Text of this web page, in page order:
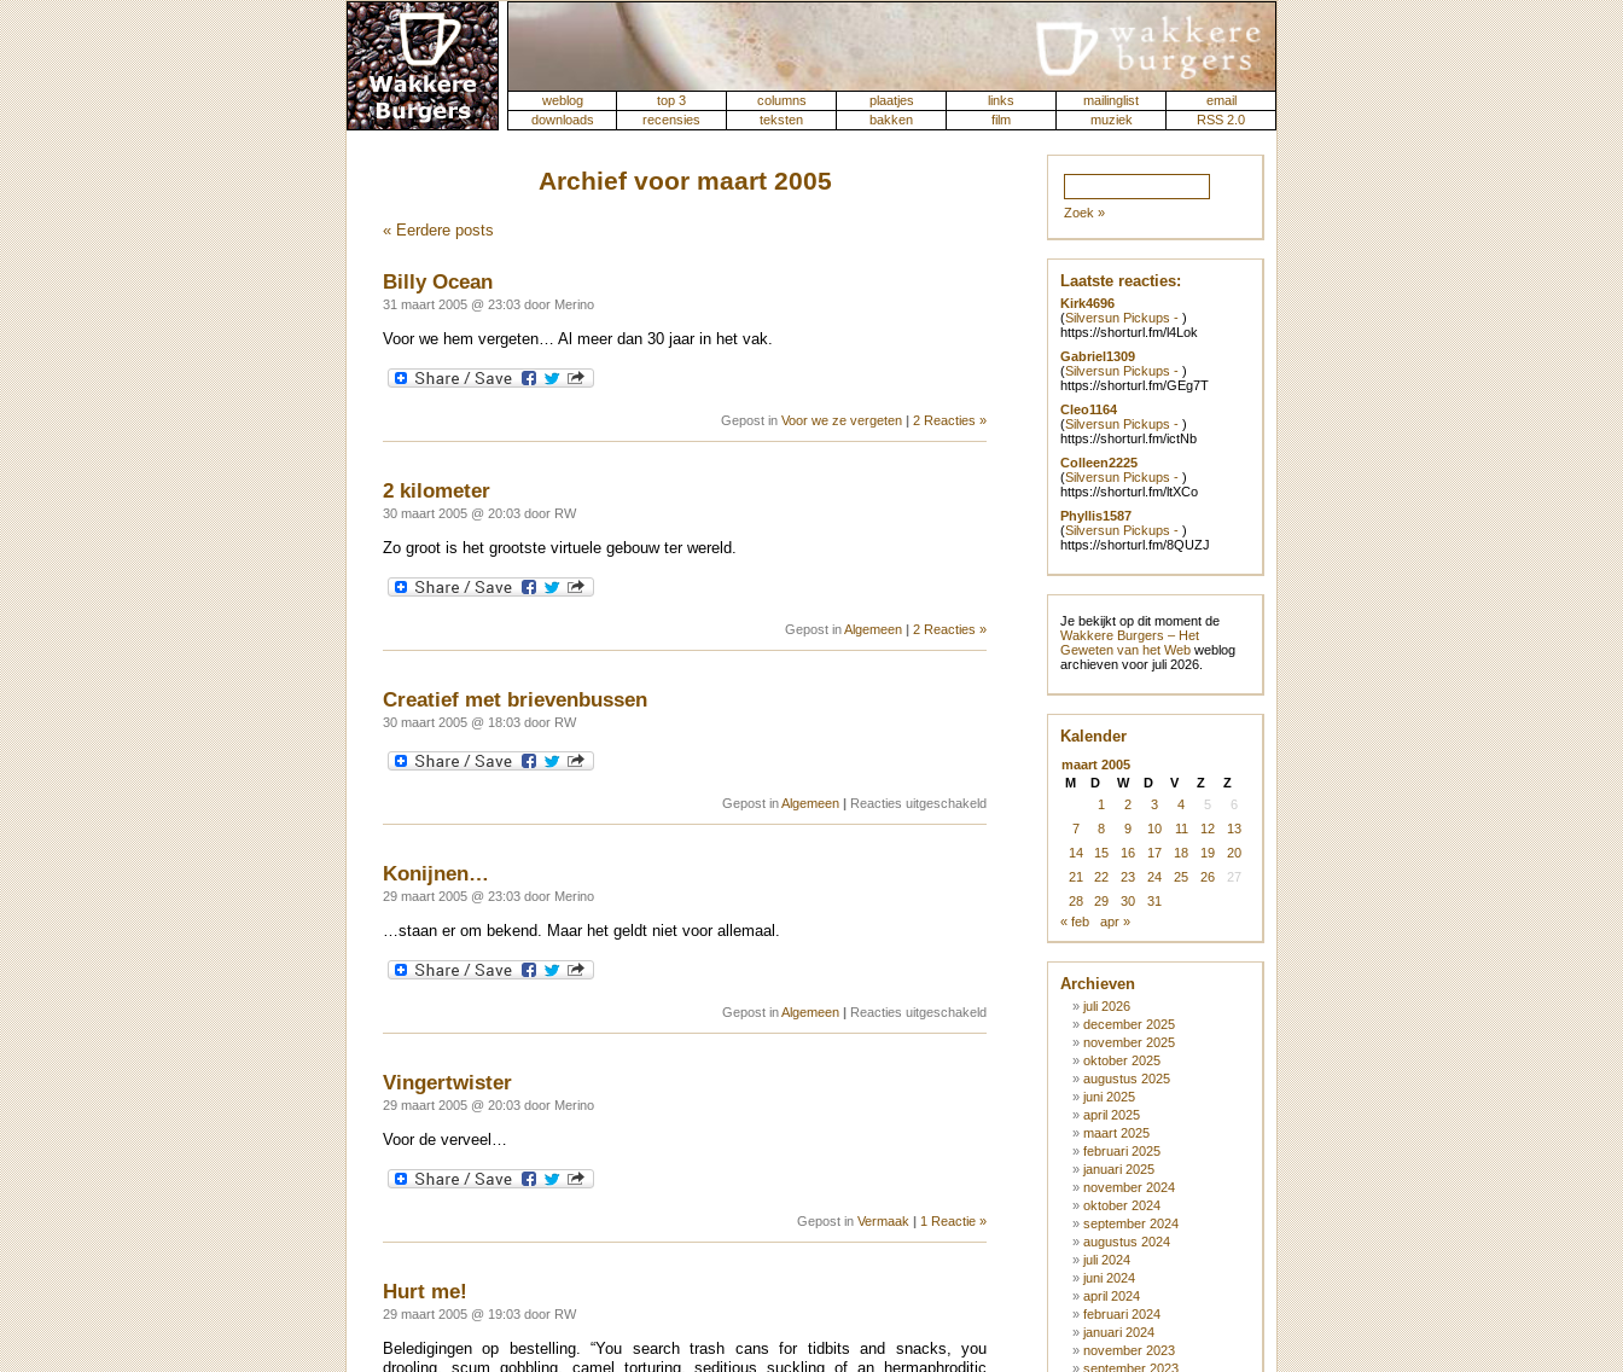
weblog top 3 columns plaatjes links mailinglist
email
downloads
recensies teksten bakken film muziek RSS 2.0
Archief voor maart 2005
« Eerdere posts
Billy Ocean
31 maart 2005 @ 23:03 door Merino
Voor we hem vergeten… Al meer dan 30 jaar in het vak.
Gepost in Voor we ze vergeten 2 Reacties »
2 kilometer
30 maart 2005 @ 20:03 door RW
Zo groot is het grootste virtuele gebouw ter wereld.
Gepost inAlgemeen 2 Reacties »
Creatief met brievenbussen
30 maart 2005 @ 18:03 door RW
Gepost inAlgemeen | Reacties uitgeschakeldvoor
brievenbussen
Konijnen…
29 maart 2005 @ 23:03 door Merino
…staan er om bekend. Maar het geldt niet voor allemaal.
Gepost inAlgemeen | Reacties uitgeschakeldvoor
Vingertwister
29 maart 2005 @ 20:03 door Merino
Voor de verveel…
Gepost in Vermaak | 1 Reactie »
Hurt me!
29 maart 2005 @ 19:03 door RW
Beledigingen op bestelling. “You search trash cans for tidbits and snacks, you
drooling, scum gobbling, camel torturing, seditious suckling of an hermaphroditic
Zoek »
Laatste reacties:
Kirk4696
(Silversun Pickups - )
https://shorturl.fm/l4Lok
Gabriel1309
(Silversun Pickups - )
https://shorturl.fm/GEg7T
Cleo1164
(Silversun Pickups - )
https://shorturl.fm/ictNb
Colleen2225
(Silversun Pickups - )
https://shorturl.fm/ltXCo
Phyllis1587
(Silversun Pickups - )
https://shorturl.fm/8QUZJ
Je bekijkt op dit moment de
Wakkere Burgers – Het
Geweten van het Web weblog
archieven voor juli 2026.
Kalender
maart 2005
M
D W D V Z
Z
1
2 3 4 5
6
7
8 9 10 11 12
13
14
15 16 17 18 19
20
21
22 23 24 25 26
27
28
29 30
31
« feb
apr »
Archieven
juli 2026
december 2025
november 2025
oktober 2025
augustus 2025
juni 2025
april 2025
maart 2025
februari 2025
januari 2025
november 2024
oktober 2024
september 2024
augustus 2024
juli 2024
juni 2024
april 2024
februari 2024
januari 2024
november 2023
september 2023